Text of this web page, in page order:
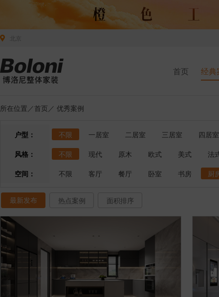
首页 经典
所在位置／首页 ／ 优秀案例
户型： 不限 一居室 二居室 三居室
四居室
风格：
不限 现代 原木 欧式 美式
法
空间：
不限 客厅 餐厅 卧室 书房 厨
最新发布 热点案例 面积排序